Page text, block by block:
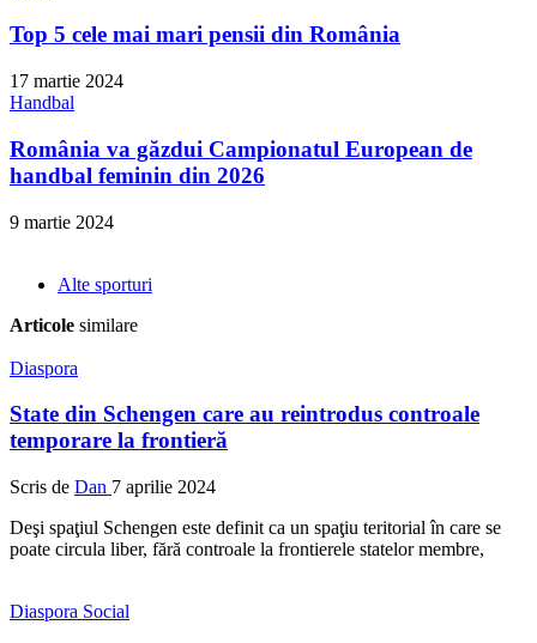
Top 5 cele mai mari pensii din România
17 martie 2024
Handbal
România va găzdui Campionatul European de
handbal feminin din 2026
9 martie 2024
Alte sporturi
Articole similare
Diaspora
State din Schengen care au reintrodus controale
temporare la frontieră
Scris de Dan 7 aprilie 2024
Deşi spaţiul Schengen este definit ca un spaţiu teritorial în care se
poate circula liber, fără controale la frontierele statelor membre,
Diaspora Social